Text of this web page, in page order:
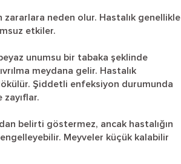
zararlara neden olur. Hastalık genellikle
etkiler.
unumsu bir tabaka şeklinde
meydana gelir. Hastalık
Şiddetli enfeksiyon durumunda
belirti göstermez, ancak hastalığın
Meyveler küçük kalabilir